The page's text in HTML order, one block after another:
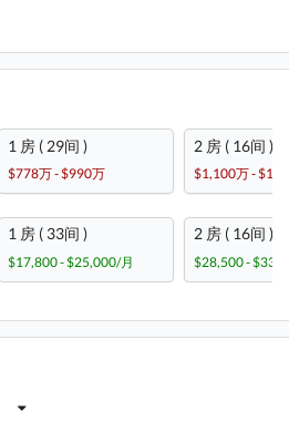
1 房 ( 29间 )
$778万 - $990万
2 房 ( 16间 )
$1,100万 -
1 房 ( 33间 )
$17,800 - $25,000/月
2 房 ( 16间 )
$28,500 -